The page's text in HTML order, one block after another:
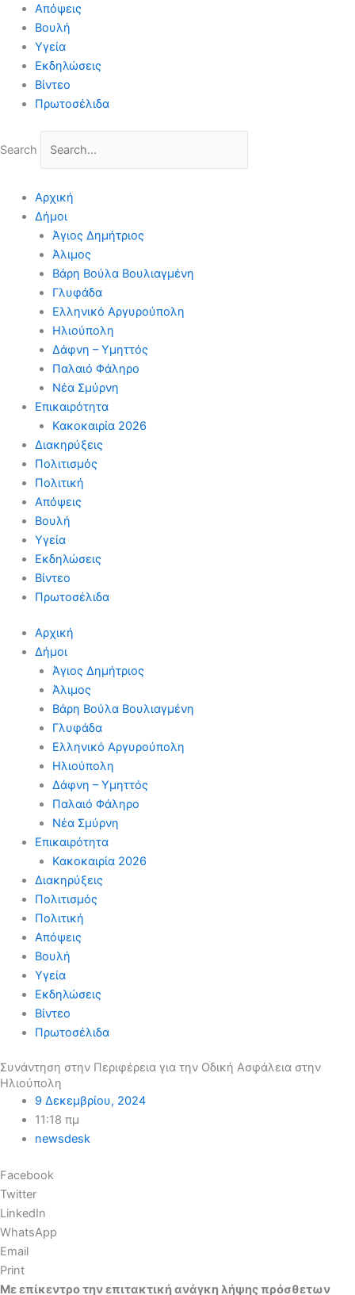
Απόψεις
Βουλή
Υγεία
Εκδηλώσεις
Βίντεο
Πρωτοσέλιδα
Search
Αρχική
Δήμοι
Άγιος Δημήτριος
Άλιμος
Βάρη Βούλα Βουλιαγμένη
Γλυφάδα
Ελληνικό Αργυρούπολη
Ηλιούπολη
Δάφνη – Υμηττός
Παλαιό Φάληρο
Νέα Σμύρνη
Επικαιρότητα
Κακοκαιρία 2026
Διακηρύξεις
Πολιτισμός
Πολιτική
Απόψεις
Βουλή
Υγεία
Εκδηλώσεις
Βίντεο
Πρωτοσέλιδα
Αρχική
Δήμοι
Άγιος Δημήτριος
Άλιμος
Βάρη Βούλα Βουλιαγμένη
Γλυφάδα
Ελληνικό Αργυρούπολη
Ηλιούπολη
Δάφνη – Υμηττός
Παλαιό Φάληρο
Νέα Σμύρνη
Επικαιρότητα
Κακοκαιρία 2026
Διακηρύξεις
Πολιτισμός
Πολιτική
Απόψεις
Βουλή
Υγεία
Εκδηλώσεις
Βίντεο
Πρωτοσέλιδα
Συνάντηση στην Περιφέρεια για την Οδική Ασφάλεια στην
Ηλιούπολη
9 Δεκεμβρίου, 2024
11:18 πμ
newsdesk
Facebook
Twitter
LinkedIn
WhatsApp
Email
Print
Με επίκεντρο την επιτακτική ανάγκη λήψης πρόσθετων